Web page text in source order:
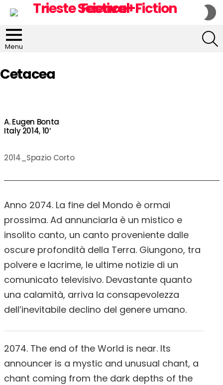
Menu
Cetacea
A. Eugen Bonta
Italy 2014, 10’
2014_Spazio Corto
Anno 2074. La fine del Mondo è ormai
prossima. Ad annunciarla è un mistico e
insolito canto, un canto proveniente dalle
oscure profondità della Terra. Giungono, tra
polvere e lacrime, le ultime notizie di un
comunicato televisivo. Devastante quanto
una calamità, arriva la consapevolezza
dell’inevitabile declino del genere umano.
2074. The end of the World is near. Its
announcer is a mystic and unusual chant, a
chant coming from the dark depths of the